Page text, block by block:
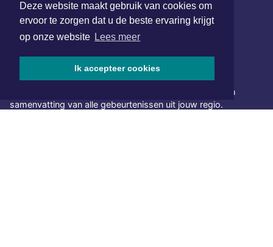
Deze website maakt gebruik van cookies om
ervoor te zorgen dat u de beste ervaring krijgt
op onze website Lees meer
Ik accepteer cookies
SOCIAL MEDIA
NIEUWSBRIEF AANMELDEN
Schrijf je in voor onze nieuwsbrief en krijg wekelijks een
samenvatting van alle gebeurtenissen uit jouw regio.